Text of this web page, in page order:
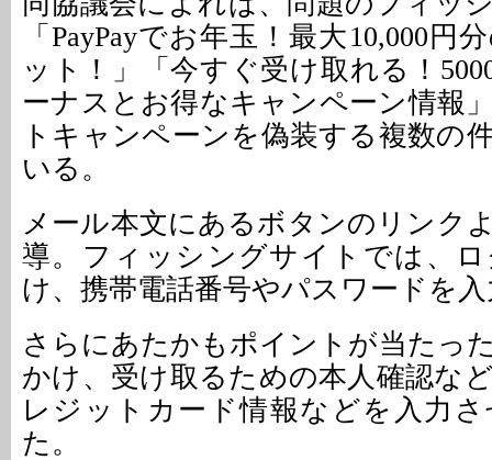
「PayPayでお年玉！最大10,000円
ット！」「今すぐ受け取れる！
ーナスとお得なキャンペーン情報
トキャンペーンを偽装する複数の
いる。
メール本文にあるボタンのリンク
導。フィッシングサイトでは、
け、携帯電話番号やパスワードを
さらにあたかもポイントが当たっ
かけ、受け取るための本人確認な
レジットカード情報などを入力
た。